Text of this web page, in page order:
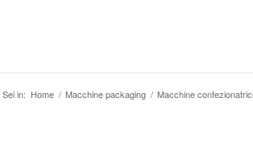
Sei in: Home / Macchine packaging / Macchine